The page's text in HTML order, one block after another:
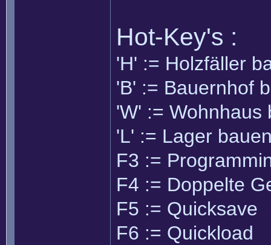
Hot-Key's :
'H' := Holzfäller
'B' := Bauernhof
'W' := Wohnhaus
'L' := Lager
F3 :=
F4 := Doppelte
F5 := Quicksave
F6 := Quickload